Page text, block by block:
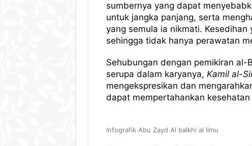
sumbernya yang dapat
untuk jangka panjang, serta
yang semula ia nikmati.
sehingga tidak hanya perawatan
Sehubungan dengan pemikiran
serupa dalam karyanya, Kamil al-
mengekspresikan dan
dapat mempertahankan
Infografik Abu Zayd Al balkhi al ilmu